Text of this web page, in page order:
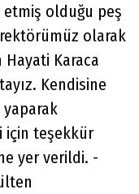
etmiş olduğu peş
olarak
Karaca
Kendisine
için teşekkür
yer verildi. -